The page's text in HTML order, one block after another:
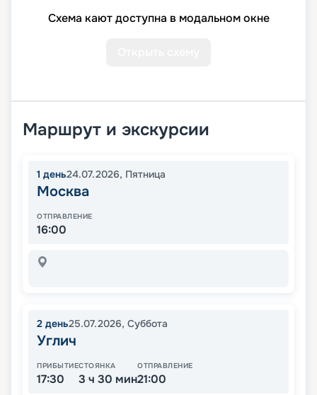
Схема кают доступна в модальном окне
Маршрут и экскурсии
1 день24.07.2026, Пятница
Москва
ОТПРАВЛЕНИЕ
16:00
2 день25.07.2026, Суббота
Углич
ПРИБЫТИЕ
17:30
СТОЯНКА
3 ч 30 мин
ОТПРАВЛЕНИЕ
21:00